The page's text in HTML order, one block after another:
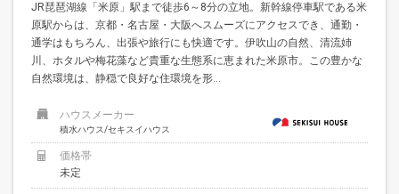
JR琵琶湖線「米原」駅まで徒歩6～8分の立地。新幹線停車駅である米
原駅からは、京都・名古屋・大阪へスムーズにアクセスでき、通勤・
通学はもちろん、出張や旅行にも快適です。伊吹山の自然、清流姉
川、ホタルや梅花藻など貴重な生態系に恵まれた米原市。この豊かな
自然環境は、静穏で良好な住環境を形...
ハウスメーカー
積水ハウス/セキスイハウス
価格帯
未定